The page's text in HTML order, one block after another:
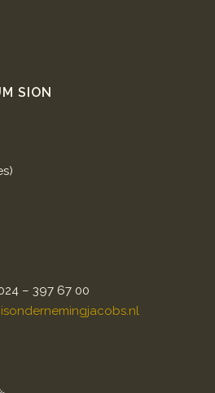
SION
– 397 67 00